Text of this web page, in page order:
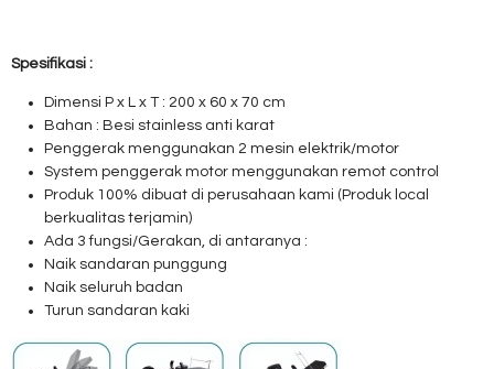
Spesifikasi :
Dimensi P x L x T : 200 x 60 x 70 cm
Bahan : Besi stainless anti karat
Penggerak menggunakan 2 mesin elektrik/motor
System penggerak motor menggunakan remot control
Produk 100% dibuat di perusahaan kami (Produk local
berkualitas terjamin)
Ada 3 fungsi/Gerakan, di antaranya :
Naik sandaran punggung
Naik seluruh badan
Turun sandaran kaki